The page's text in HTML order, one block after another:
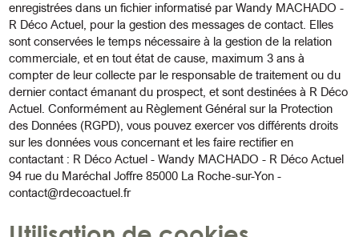
enregistrées dans un fichier informatisé par Wandy MACHADO -
R Déco Actuel, pour la gestion des messages de contact. Elles
sont conservées le temps nécessaire à la gestion de la relation
commerciale, et en tout état de cause, maximum 3 ans à
compter de leur collecte par le responsable de traitement ou du
dernier contact émanant du prospect, et sont destinées à R Déco
Actuel. Conformément au Règlement Général sur la Protection
des Données (RGPD), vous pouvez exercer vos différents droits
sur les données vous concernant et les faire rectifier en
contactant : R Déco Actuel - Wandy MACHADO - R Déco Actuel
94 rue du Maréchal Joffre 85000 La Roche-sur-Yon -
contact@rdecoactuel.fr